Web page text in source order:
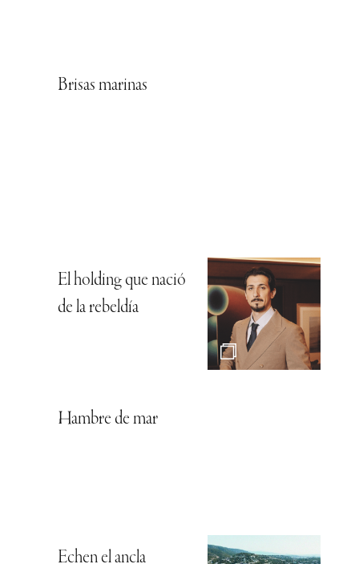
Brisas marinas
El holding que nació
de la rebeldía
Hambre de mar
Echen el ancla